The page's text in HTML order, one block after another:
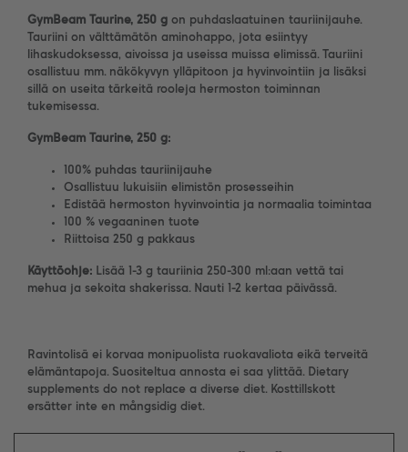
GymBeam Taurine, 250 g on puhdaslaatuinen tauriinijauhe.
Tauriini on välttämätön aminohappo, jota esiintyy
lihaskudoksessa, aivoissa ja useissa muissa elimissä. Tauriini
osallistuu mm. näkökyvyn ylläpitoon ja hyvinvointiin ja lisäksi
sillä on useita tärkeitä rooleja hermoston toiminnan
tukemisessa.
GymBeam Taurine, 250 g:
100% puhdas tauriinijauhe
Osallistuu lukuisiin elimistön prosesseihin
Edistää hermoston hyvinvointia ja normaalia toimintaa
100 % vegaaninen tuote
Riittoisa 250 g pakkaus
Käyttöohje: Lisää 1-3 g tauriinia 250-300 ml:aan vettä tai
mehua ja sekoita shakerissa. Nauti 1-2 kertaa päivässä.
Ravintolisä ei korvaa monipuolista ruokavaliota eikä terveitä
elämäntapoja. Suositeltua annosta ei saa ylittää. Dietary
supplements do not replace a diverse diet. Kosttillskott
ersätter inte en mångsidig diet.